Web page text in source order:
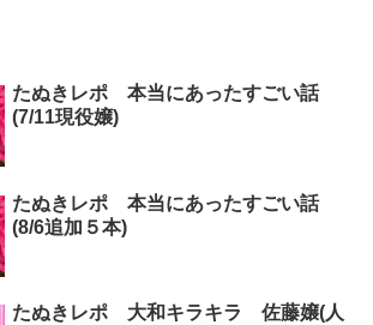
たぬきレポ 本当にあったすごい話
(7/11現役嬢)
たぬきレポ 本当にあったすごい話
(8/6追加５本)
たぬきレポ 大和キラキラ 佐藤嬢(人